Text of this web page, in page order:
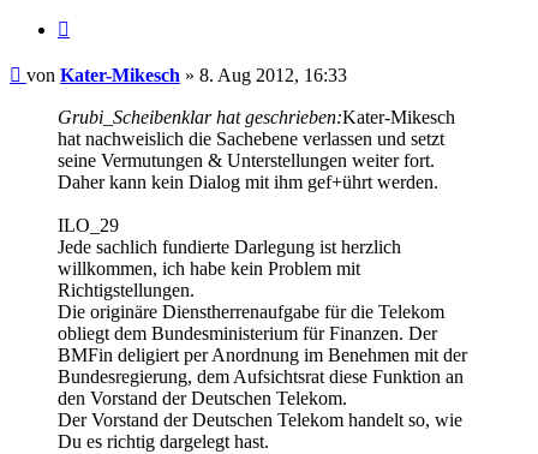
Beitrag
von Kater-Mikesch » 8. Aug 2012, 16:33
Grubi_Scheibenklar hat geschrieben:Kater-Mikesch
hat nachweislich die Sachebene verlassen und setzt
seine Vermutungen & Unterstellungen weiter fort.
Daher kann kein Dialog mit ihm gef+ührt werden.
ILO_29
Jede sachlich fundierte Darlegung ist herzlich
willkommen, ich habe kein Problem mit
Richtigstellungen.
Die originäre Dienstherrenaufgabe für die Telekom
obliegt dem Bundesministerium für Finanzen. Der
BMFin deligiert per Anordnung im Benehmen mit der
Bundesregierung, dem Aufsichtsrat diese Funktion an
den Vorstand der Deutschen Telekom.
Der Vorstand der Deutschen Telekom handelt so, wie
Du es richtig dargelegt hast.